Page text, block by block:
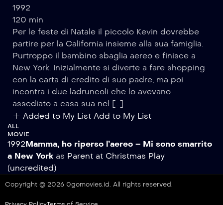
1992
120 min
Per le feste di Natale il piccolo Kevin dovrebbe
partire per la California insieme alla sua famiglia.
Purtroppo il bambino sbaglia aereo e finisce a
New York. Inizialmente si diverte a fare shopping
con la carta di credito di suo padre, ma poi
incontra i due ladruncoli che lo avevano
assediato a casa sua nel […]
Added to My List Add to My List
ALL
MOVIE
1992Mamma, ho riperso l’aereo – Mi sono smarrito
a New York as Parent at Christmas Play
(uncredited)
Copyright © 2026 0gomovies.id. All rights reserved.